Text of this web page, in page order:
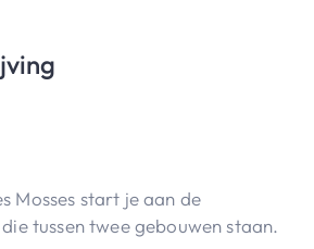
Mosses start je aan de
tussen twee gebouwen staan.